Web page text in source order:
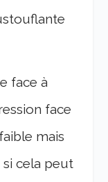
face à
face
mais
cela peut